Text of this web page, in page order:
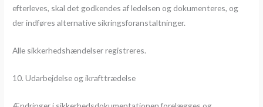
efterleves, skal det godkendes af ledelsen og dokumenteres, og
der indføres alternative sikringsforanstaltninger.
Alle sikkerhedshændelser registreres.
10. Udarbejdelse og ikrafttrædelse